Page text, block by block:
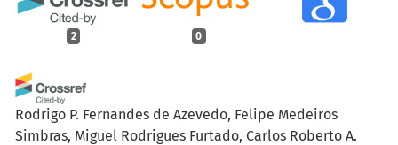
2 0
Rodrigo P. Fernandes de Azevedo, Felipe Medeiros
Simbras, Miguel Rodrigues Furtado, Carlos Roberto A.